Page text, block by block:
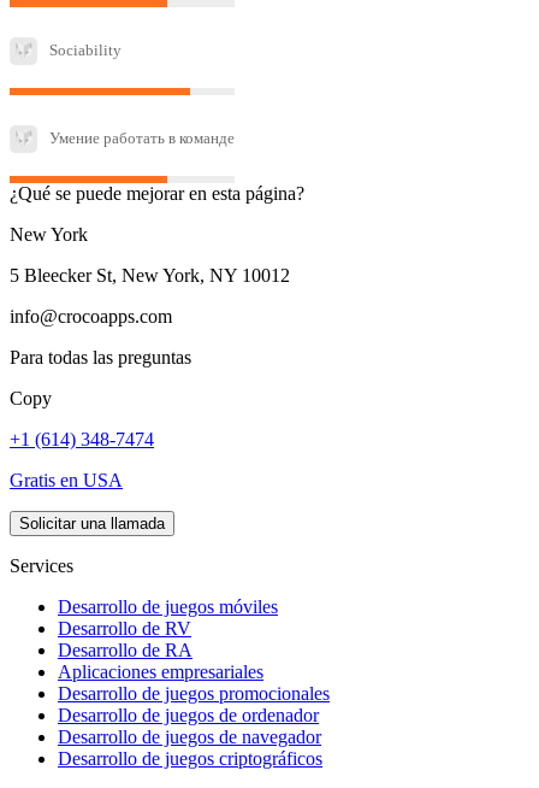
Sociability
Умение работать в команде
¿Qué se puede mejorar en esta página?
New York
5 Bleecker St, New York, NY 10012
info@crocoapps.com
Para todas las preguntas
Copy
+1 (614) 348-7474
Gratis en USA
Solicitar una llamada
Services
Desarrollo de juegos móviles
Desarrollo de RV
Desarrollo de RA
Aplicaciones empresariales
Desarrollo de juegos promocionales
Desarrollo de juegos de ordenador
Desarrollo de juegos de navegador
Desarrollo de juegos criptográficos